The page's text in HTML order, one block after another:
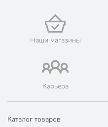
Цвет
Наши магазины
Карьера
Каталог товаров